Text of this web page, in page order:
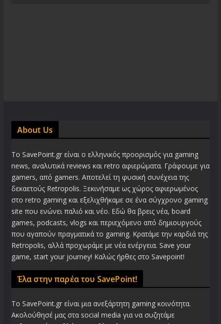
About Us
Το SavePoint.gr είναι ο ελληνικός προορισμός για gaming
news, αναλυτικά reviews και retro αφιερώματα. Γράφουμε για
gamers, από gamers. Αποτελεί τη φυσική συνέχεια της
δεκαετούς Retropolis. Ξεκινήσαμε ως χώρος αφιερωμένος
στο retro gaming και εξελιχθήκαμε σε ένα σύγχρονο gaming
site που ενώνει παλιό και νέο. Εδώ θα βρεις νέα, board
games, podcasts, vlogs και περιεχόμενο από δημιουργούς
που αγαπούν πραγματικά το gaming. Κρατάμε την καρδιά της
Retropolis, αλλά προχωράμε με νέα ενέργεια. Save your
game, start your journey! Καλώς ήρθες στο Savepoint!
Έλα στην παρέα του SavePoint!
Το SavePoint.gr είναι μια ανεξάρτητη gaming κοινότητα.
Ακολούθησέ μας στα social media για να συζητάμε